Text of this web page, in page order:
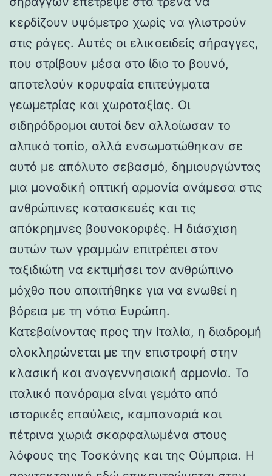
κερδίζουν υψόμετρο χωρίς να γλιστρούν
στις ράγες. Αυτές οι ελικοειδείς σήραγγες,
που στρίβουν μέσα στο ίδιο το βουνό,
αποτελούν κορυφαία επιτεύγματα
γεωμετρίας και χωροταξίας. Οι
σιδηρόδρομοι αυτοί δεν αλλοίωσαν το
αλπικό τοπίο, αλλά ενσωματώθηκαν σε
αυτό με απόλυτο σεβασμό, δημιουργώντας
μια μοναδική οπτική αρμονία ανάμεσα στις
ανθρώπινες κατασκευές και τις
απόκρημνες βουνοκορφές. Η διάσχιση
αυτών των γραμμών επιτρέπει στον
ταξιδιώτη να εκτιμήσει τον ανθρώπινο
μόχθο που απαιτήθηκε για να ενωθεί η
βόρεια με τη νότια Ευρώπη.
Κατεβαίνοντας προς την Ιταλία, η διαδρομή
ολοκληρώνεται με την επιστροφή στην
κλασική και αναγεννησιακή αρμονία. Το
ιταλικό πανόραμα είναι γεμάτο από
ιστορικές επαύλεις, καμπαναριά και
πέτρινα χωριά σκαρφαλωμένα στους
λόφους της Τοσκάνης και της Ούμπρια. Η